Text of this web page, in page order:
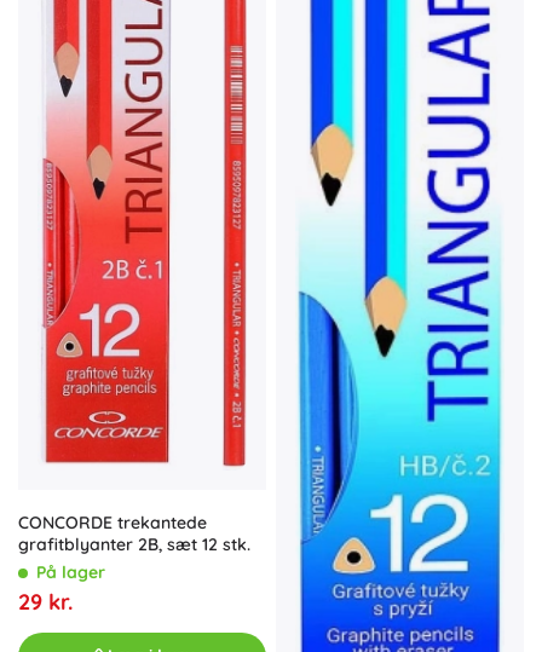
CONCORDE trekantede
grafitblyanter 2B, sæt 12 stk.
På lager
29 kr.